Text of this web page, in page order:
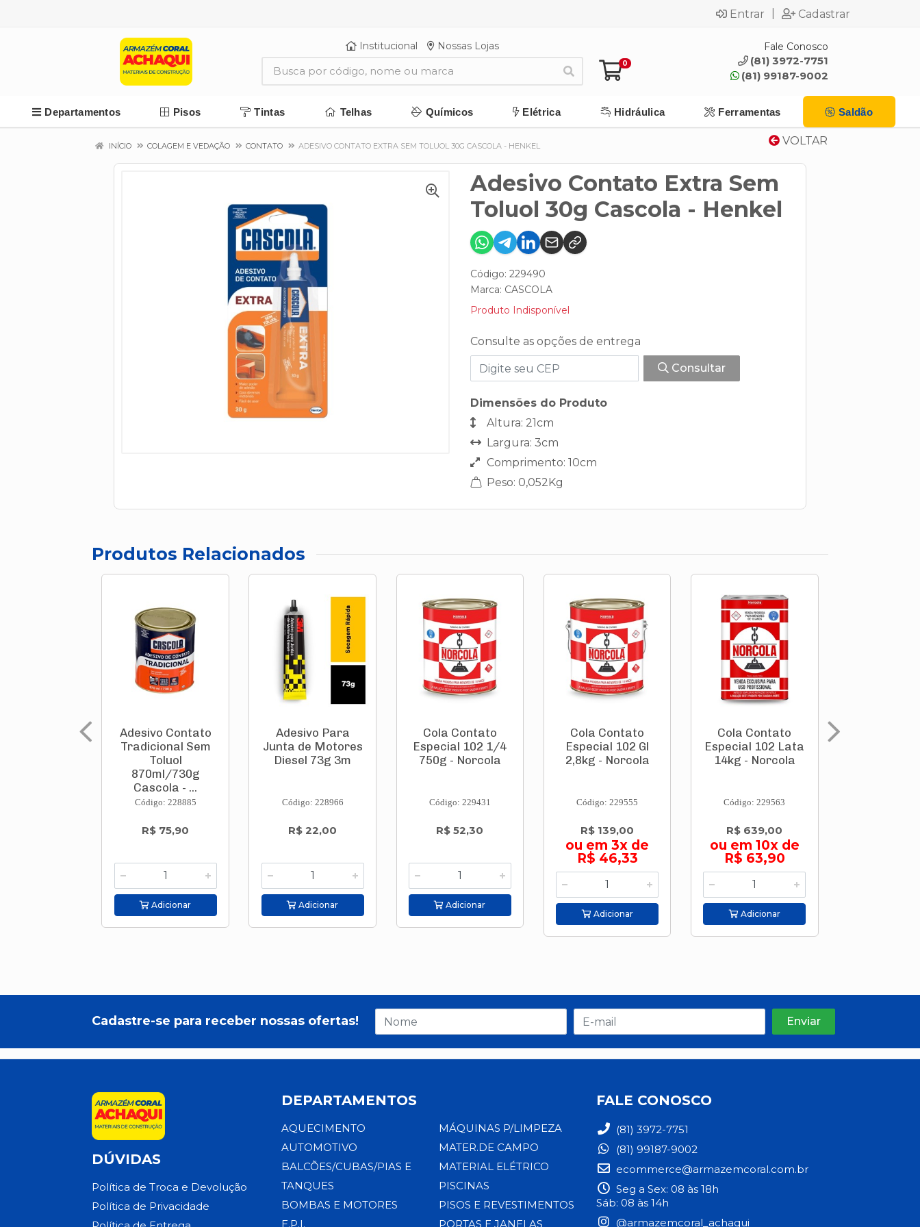
Entrar Cadastrar
Institucional Nossas Lojas
0
Fale Conosco
(81) 3972-7751
(81) 99187-9002
Departamentos Pisos Tintas Telhas Químicos Elétrica Hidráulica Ferramentas Saldão
VOLTAR
INÍCIO COLAGEM E VEDAÇÃO CONTATO ADESIVO CONTATO EXTRA SEM TOLUOL 30G CASCOLA - HENKEL
Adesivo Contato Extra Sem
Toluol 30g Cascola - Henkel
Código: 229490
Marca: CASCOLA
Produto Indisponível
Consulte as opções de entrega
Consultar
Dimensões do Produto
Altura: 21cm
Largura: 3cm
Comprimento: 10cm
Peso: 0,052Kg
Produtos Relacionados
Adesivo Contato
Tradicional Sem
Toluol
870ml/730g
Cascola - ...
Código: 228885
R$ 75,90
Adicionar
Adesivo Para
Junta de Motores
Diesel 73g 3m
Código: 228966
R$ 22,00
Adicionar
Cola Contato
Especial 102 1/4
750g - Norcola
Código: 229431
R$ 52,30
Adicionar
Cola Contato
Especial 102 Gl
2,8kg - Norcola
Código: 229555
R$ 139,00
ou em 3x de
R$ 46,33
Adicionar
Cola Contato
Especial 102 Lata
14kg - Norcola
Código: 229563
R$ 639,00
ou em 10x de
R$ 63,90
Adicionar
Cadastre-se para receber nossas ofertas!
DÚVIDAS
Política de Troca e Devolução
Política de Privacidade
DEPARTAMENTOS
AQUECIMENTO
AUTOMOTIVO
BALCÕES/CUBAS/PIAS E
TANQUES
BOMBAS E MOTORES
E.P.I.
MÁQUINAS P/LIMPEZA
MATER.DE CAMPO
MATERIAL ELÉTRICO
PISCINAS
PISOS E REVESTIMENTOS
PORTAS E JANELAS
FALE CONOSCO
(81) 3972-7751
(81) 99187-9002
ecommerce@armazemcoral.com.br
Seg a Sex: 08 às 18h
Sáb: 08 às 14h
@armazemcoral_achaqui